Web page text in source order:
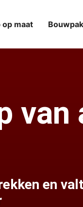
op maat
van
en